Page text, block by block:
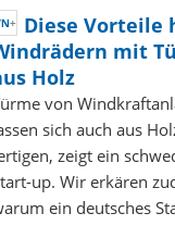
Diese Vorteile
mit
Holz
von
sich auch aus
zeigt ein
up. Wir erkären
ein deutsches